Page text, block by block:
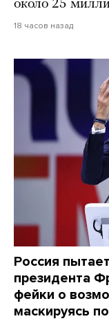
около 25
18 часов назад
Россия
президента
фейки о
маскируясь